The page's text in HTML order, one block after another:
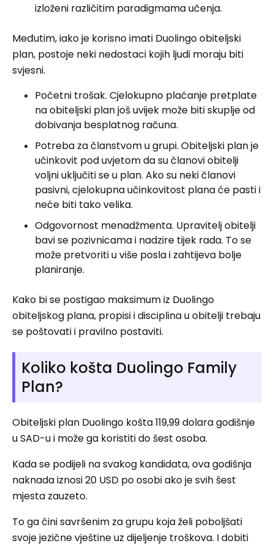
izloženi različitim paradigmama učenja.
Međutim, iako je korisno imati Duolingo obiteljski
plan, postoje neki nedostaci kojih ljudi moraju biti
svjesni.
Početni trošak. Cjelokupno plaćanje pretplate
na obiteljski plan još uvijek može biti skuplje od
dobivanja besplatnog računa.
Potreba za članstvom u grupi. Obiteljski plan je
učinkovit pod uvjetom da su članovi obitelji
voljni uključiti se u plan. Ako su neki članovi
pasivni, cjelokupna učinkovitost plana će pasti i
neće biti tako velika.
Odgovornost menadžmenta. Upravitelj obitelji
bavi se pozivnicama i nadzire tijek rada. To se
može pretvoriti u više posla i zahtijeva bolje
planiranje.
Kako bi se postigao maksimum iz Duolingo
obiteljskog plana, propisi i disciplina u obitelji trebaju
se poštovati i pravilno postaviti.
Koliko košta Duolingo Family
Plan?
Obiteljski plan Duolingo košta 119,99 dolara godišnje
u SAD-u i može ga koristiti do šest osoba.
Kada se podijeli na svakog kandidata, ova godišnja
naknada iznosi 20 USD po osobi ako je svih šest
mjesta zauzeto.
To ga čini savršenim za grupu koja želi poboljšati
svoje jezične vještine uz dijeljenje troškova. I dobiti